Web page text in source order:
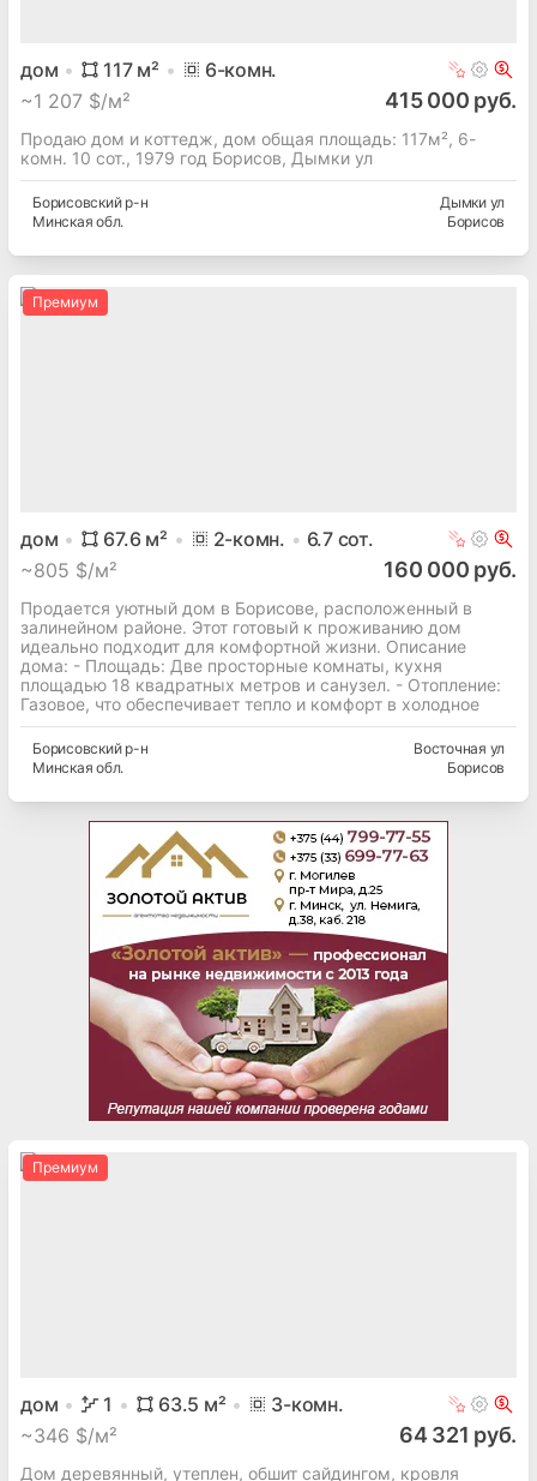
дом 117м² 6-комн.
~1 207 $/м² 415 000 руб.
Продаю дом и коттедж, дом общая площадь: 117м², 6-
комн. 10 сот., 1979 год Борисов, Дымки ул
Борисовскийр-н
Минская обл.
Дымки ул
Борисов
Премиум
дом 67.6м² 2-комн. 6.7сот.
~805 $/м² 160 000 руб.
Продается уютный дом в Борисове, расположенный в
залинейном районе. Этот готовый к проживанию дом
идеально подходит для комфортной жизни. Описание
дома: - Площадь: Две просторные комнаты, кухня
площадью 18 квадратных метров и санузел. - Отопление:
Газовое, что обеспечивает тепло и комфорт в холодное
Борисовскийр-н
Минская обл.
Восточная ул
Борисов
Премиум
дом 1 63.5 м² 3-комн.
~346 $/м² 64 321 руб.
Дом деревянный, утеплен, обшит сайдингом, кровля